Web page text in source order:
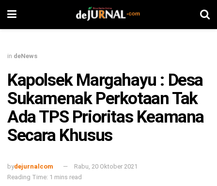
in deNews
Kapolsek Margahayu : Desa
Sukamenak Perkotaan Tak
Ada TPS Prioritas Keamana
Secara Khusus
bydejurnalcom
Rabu, 20 Oktober 2021
Reading Time: 1 mins read